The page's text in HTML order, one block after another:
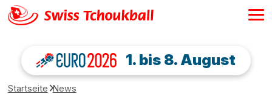
1. bis 8. August
Startseite News